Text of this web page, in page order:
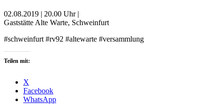
02.08.2019 | 20.00 Uhr |
Gaststätte Alte Warte, Schweinfurt
#schweinfurt #rv92 #altewarte #versammlung
Teilen mit:
X
Facebook
WhatsApp